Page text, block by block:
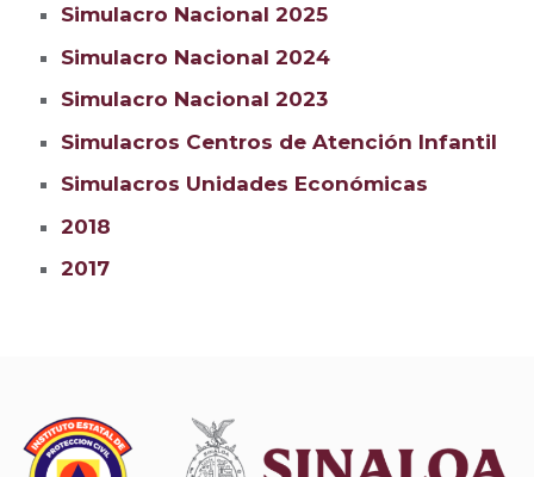
Simulacro Nacional 2025
Simulacro Nacional 2024
Simulacro Nacional 2023
Simulacros Centros de Atención Infantil
Simulacros Unidades Económicas
2018
2017